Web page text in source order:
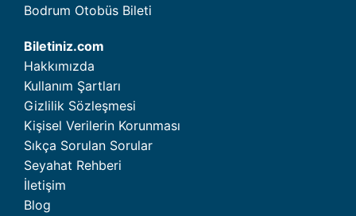
Bodrum Otobüs Bileti
Biletiniz.com
Hakkımızda
Kullanım Şartları
Gizlilik Sözleşmesi
Kişisel Verilerin Korunması
Sıkça Sorulan Sorular
Seyahat Rehberi
İletişim
Blog